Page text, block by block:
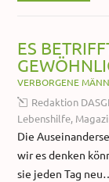
ES
VERBORGENE
Redaktion
Lebenshilfe,
Die
wir es denken
sie jeden Tag